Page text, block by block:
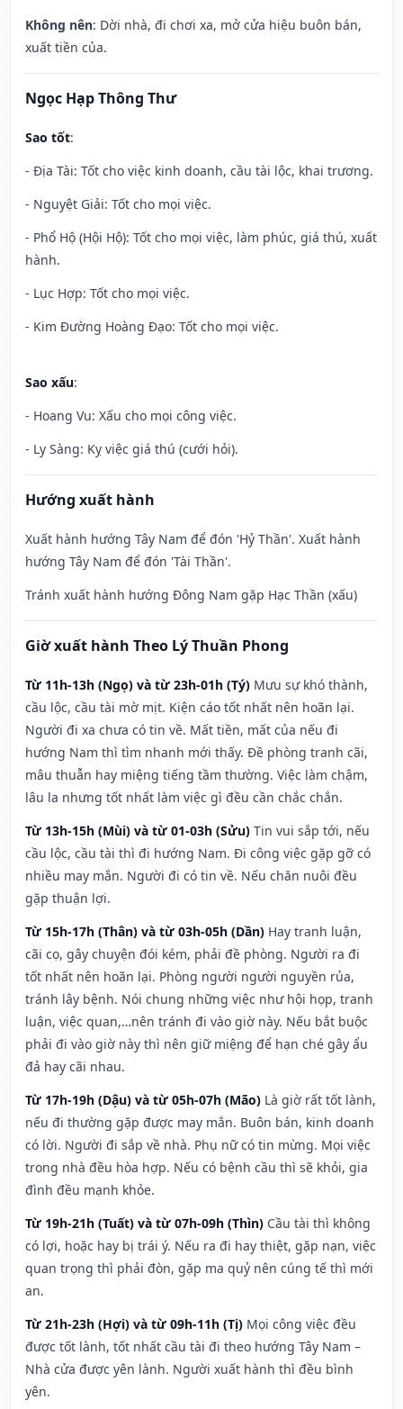
Không nên: Dời nhà, đi chơi xa, mở cửa hiệu buôn bán,
xuất tiền của.
Ngọc Hạp Thông Thư
Sao tốt:
- Địa Tài: Tốt cho việc kinh doanh, cầu tài lộc, khai trương.
- Nguyệt Giải: Tốt cho mọi việc.
- Phổ Hộ (Hội Hộ): Tốt cho mọi việc, làm phúc, giá thú, xuất
hành.
- Lục Hợp: Tốt cho mọi việc.
- Kim Đường Hoàng Đạo: Tốt cho mọi việc.
Sao xấu:
- Hoang Vu: Xấu cho mọi công việc.
- Ly Sàng: Kỵ việc giá thú (cưới hỏi).
Hướng xuất hành
Xuất hành hướng Tây Nam để đón 'Hỷ Thần'. Xuất hành
hướng Tây Nam để đón 'Tài Thần'.
Tránh xuất hành hướng Đông Nam gặp Hạc Thần (xấu)
Giờ xuất hành Theo Lý Thuần Phong
Từ 11h-13h (Ngọ) và từ 23h-01h (Tý) Mưu sự khó thành,
cầu lộc, cầu tài mờ mịt. Kiện cáo tốt nhất nên hoãn lại.
Người đi xa chưa có tin về. Mất tiền, mất của nếu đi
hướng Nam thì tìm nhanh mới thấy. Đề phòng tranh cãi,
mâu thuẫn hay miệng tiếng tầm thường. Việc làm chậm,
lâu la nhưng tốt nhất làm việc gì đều cần chắc chắn.
Từ 13h-15h (Mùi) và từ 01-03h (Sửu) Tin vui sắp tới, nếu
cầu lộc, cầu tài thì đi hướng Nam. Đi công việc gặp gỡ có
nhiều may mắn. Người đi có tin về. Nếu chăn nuôi đều
gặp thuận lợi.
Từ 15h-17h (Thân) và từ 03h-05h (Dần) Hay tranh luận,
cãi cọ, gây chuyện đói kém, phải đề phòng. Người ra đi
tốt nhất nên hoãn lại. Phòng người người nguyền rủa,
tránh lây bệnh. Nói chung những việc như hội họp, tranh
luận, việc quan,…nên tránh đi vào giờ này. Nếu bắt buộc
phải đi vào giờ này thì nên giữ miệng để hạn ché gây ẩu
đả hay cãi nhau.
Từ 17h-19h (Dậu) và từ 05h-07h (Mão) Là giờ rất tốt lành,
nếu đi thường gặp được may mắn. Buôn bán, kinh doanh
có lời. Người đi sắp về nhà. Phụ nữ có tin mừng. Mọi việc
trong nhà đều hòa hợp. Nếu có bệnh cầu thì sẽ khỏi, gia
đình đều mạnh khỏe.
Từ 19h-21h (Tuất) và từ 07h-09h (Thìn) Cầu tài thì không
có lợi, hoặc hay bị trái ý. Nếu ra đi hay thiệt, gặp nạn, việc
quan trọng thì phải đòn, gặp ma quỷ nên cúng tế thì mới
an.
Từ 21h-23h (Hợi) và từ 09h-11h (Tị) Mọi công việc đều
được tốt lành, tốt nhất cầu tài đi theo hướng Tây Nam –
Nhà cửa được yên lành. Người xuất hành thì đều bình
yên.